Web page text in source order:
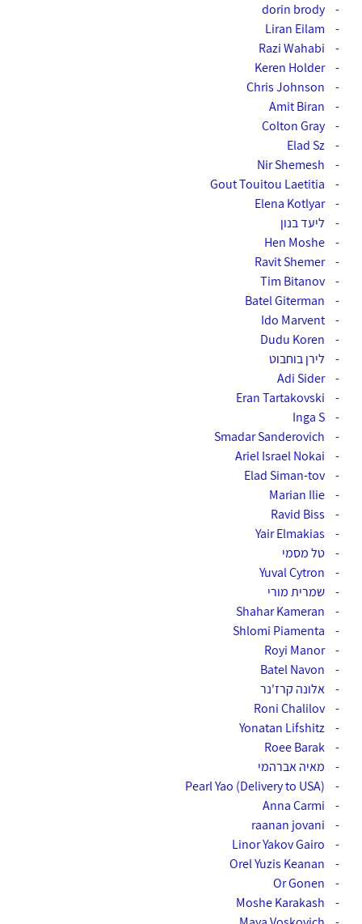
-
dorin brody‏
-
Liran Eilam‎‏ ‏
-
Razi Wahabi‎‏
-
Keren Holder‎‏
-
Chris Johnson
-
Amit Biran‎
-
Colton Gray
-
Elad Sz‏
-
-
Gout Touitou Laetitia‎
-
Elena Kotlyar‏
-
‏ליעד בנון
-
Hen Moshe‎
-
Ravit Shemer‎
-
-
Batel Giterman‎
-
Ido Marvent‎
-
-
לירן בוחבוט
-
Adi Sider‎
-
-
Inga S
-
Smadar Sanderovich‎‏
-
Ariel Israel Nokai‎
-
Elad Siman-tov‎
-
Marian Ilie‏
-
Ravid Biss‎
-
Yair Elmakias‎
-
טל מסמי
-
Yuval Cytron‎
-
שמרית מורי
-
Shahar Kameran‎
-
Shlomi Piamenta
-
Royi Manor‎
-
Batel Navon‎
-
‏אלונה קרז'נר
-
-
-
-
מאיה אברהמי
-
(Pearl Yao (Delivery to USA
-
Anna Carmi‏
-
raanan jovani‏
-
Linor Yakov Gairo‎‏
-
Orel Yuzis Keanan
-
Or Gonen‎‏
-
Moshe Karakash‏